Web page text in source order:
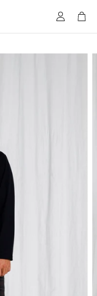
AccountCart